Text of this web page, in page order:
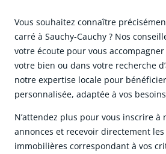
Vous souhaitez connaître
carré à Sauchy-Cauchy ? Nos
votre écoute pour vous
votre bien ou dans votre recherche
notre expertise locale pour
personnalisée, adaptée à vos
N’attendez plus pour vous inscrire à
annonces et recevoir directement
immobilières correspondant à vos